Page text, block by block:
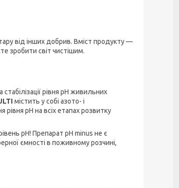
від інших добрив. Вміст продукту —
зробити світ чистішим.
рівня pH живильних
містить у собі азото- і
pH на всіх етапах розвитку
pH! Препарат pH minus не є
ємності в поживному розчині,